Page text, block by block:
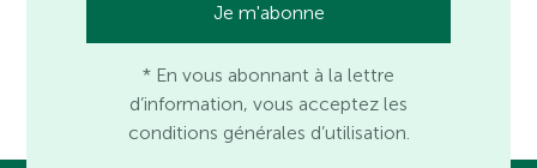
* En vous abonnant à la lettre
d’information, vous acceptez les
conditions générales d’utilisation.